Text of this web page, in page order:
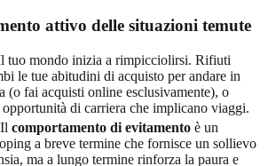
attivo delle situazioni temute
tuo mondo inizia a rimpicciolirsi. Rifiuti
le tue abitudini di acquisto per andare in
(o fai acquisti online esclusivamente), o
di carriera che implicano viaggi.
Il comportamento di evitamento è un
a breve termine che fornisce un sollievo
ma a lungo termine rinforza la paura e